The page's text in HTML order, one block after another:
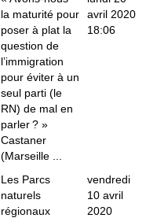
la maturité pour
poser à plat la
question de
l’immigration
pour éviter à un
seul parti (le
RN) de mal en
parler ? »
Castaner
(Marseille ...
avril 2020
18:06
Les Parcs
naturels
régionaux
vendredi
10 avril
2020